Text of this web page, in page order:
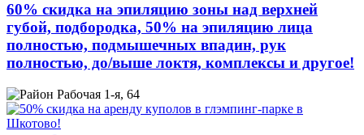
60% скидка на эпиляцию зоны над верхней
губой, подбородка, 50% на эпиляцию лица
полностью, подмышечных впадин, рук
полностью, до/выше локтя, комплексы и другое!
Рабочая 1-я, 64